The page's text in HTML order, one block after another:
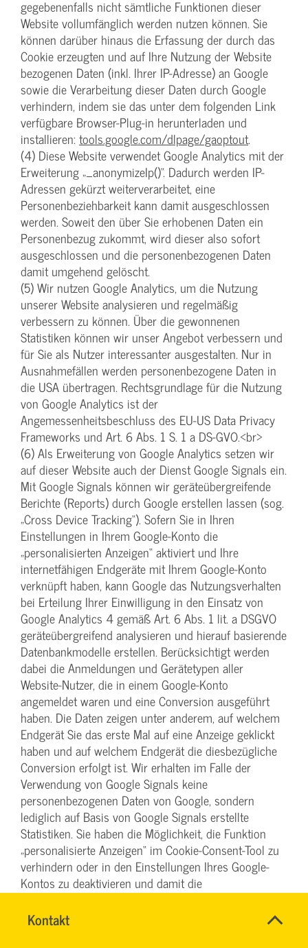
Kontakt
DENISE
Name*
gegebenenfalls nicht sämtliche Funktionen dieser
Website vollumfänglich werden nutzen können. Sie
können darüber hinaus die Erfassung der durch das
Cookie erzeugten und auf Ihre Nutzung der Website
bezogenen Daten (inkl. Ihrer IP-Adresse) an Google
sowie die Verarbeitung dieser Daten durch Google
verhindern, indem sie das unter dem folgenden Link
verfügbare Browser-Plug-in herunterladen und
installieren: tools.google.com/dlpage/gaoptout.
(4) Diese Website verwendet Google Analytics mit der
Erweiterung „_anonymizeIp()“. Dadurch werden IP-
Adressen gekürzt weiterverarbeitet, eine
Personenbeziehbarkeit kann damit ausgeschlossen
werden. Soweit den über Sie erhobenen Daten ein
Personenbezug zukommt, wird dieser also sofort
ausgeschlossen und die personenbezogenen Daten
damit umgehend gelöscht.
(5) Wir nutzen Google Analytics, um die Nutzung
unserer Website analysieren und regelmäßig
verbessern zu können. Über die gewonnenen
Statistiken können wir unser Angebot verbessern und
für Sie als Nutzer interessanter ausgestalten. Nur in
Ausnahmefällen werden personenbezogene Daten in
die USA übertragen. Rechtsgrundlage für die Nutzung
von Google Analytics ist der
Angemessenheitsbeschluss des EU-US Data Privacy
Frameworks und Art. 6 Abs. 1 S. 1 a DS-GVO.<br>
(6) Als Erweiterung von Google Analytics setzen wir
auf dieser Website auch der Dienst Google Signals ein.
Mit Google Signals können wir geräteübergreifende
Berichte (Reports) durch Google erstellen lassen (sog.
„Cross Device Tracking“). Sofern Sie in Ihren
Einstellungen in Ihrem Google-Konto die
„personalisierten Anzeigen“ aktiviert und Ihre
internetfähigen Endgeräte mit Ihrem Google-Konto
verknüpft haben, kann Google das Nutzungsverhalten
bei Erteilung Ihrer Einwilligung in den Einsatz von
Google Analytics 4 gemäß Art. 6 Abs. 1 lit. a DSGVO
geräteübergreifend analysieren und hierauf basierende
Datenbankmodelle erstellen. Berücksichtigt werden
dabei die Anmeldungen und Gerätetypen aller
Website-Nutzer, die in einem Google-Konto
angemeldet waren und eine Conversion ausgeführt
haben. Die Daten zeigen unter anderem, auf welchem
Endgerät Sie das erste Mal auf eine Anzeige geklickt
haben und auf welchem Endgerät die diesbezügliche
Conversion erfolgt ist. Wir erhalten im Falle der
Verwendung von Google Signals keine
personenbezogenen Daten von Google, sondern
lediglich auf Basis von Google Signals erstellte
Statistiken. Sie haben die Möglichkeit, die Funktion
„personalisierte Anzeigen“ im Cookie-Consent-Tool zu
verhindern oder in den Einstellungen Ihres Google-
Kontos zu deaktivieren und damit die
geräteübergreifende Analyse im Zusammenhang mit
Google Signals abzustellen. Folgen Sie hierzu den
Hinweisen auf der nachfolgenden Seite: